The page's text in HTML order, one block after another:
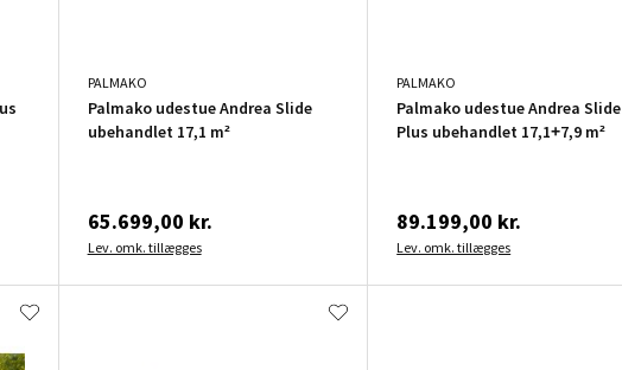
PALMAKO
Palmako udestue Andrea Slide
ubehandlet 17,1 m²
65.699,00 kr.
Lev. omk. tillægges
PALMAKO
Palmako udestue Andrea Slide
Plus ubehandlet 17,1+7,9 m²
89.199,00 kr.
Lev. omk. tillægges